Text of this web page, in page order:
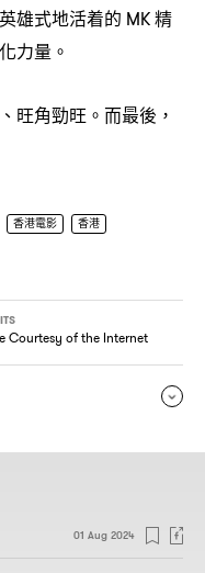
雄式地活着的 MK精
力量。
旺角勁旺。而最後 ，
香港電影 香港
Courtesy of the Internet
01 Aug 2024